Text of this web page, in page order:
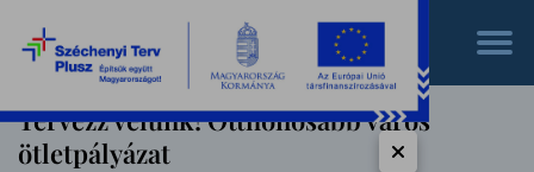
Tervezz velünk! Otthonosabb város
ötletpályázat